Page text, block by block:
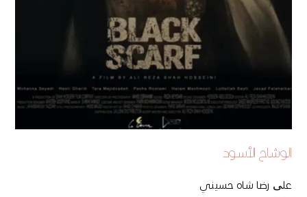
الوشاح الأسود
علی رضا شاه حسيني